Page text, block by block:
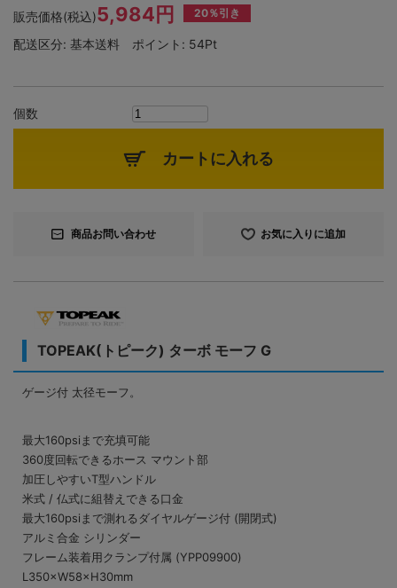
販売価格(税込)5,984円 20％引き
配送区分: 基本送料 ポイント: 54Pt
個数
カートに入れる
商品お問い合わせ お気に入りに追加
TOPEAK(トピーク) ターボ モーフ G
ゲージ付 太径モーフ。
最大160psiまで充填可能
360度回転できるホース マウント部
加圧しやすいT型ハンドル
米式 / 仏式に組替えできる口金
最大160psiまで測れるダイヤルゲージ付 (開閉式)
アルミ合金 シリンダー
フレーム装着用クランプ付属 (YPP09900)
L350×W58×H30mm